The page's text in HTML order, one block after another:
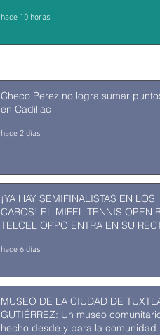
hace 10 horas
Checo Perez no logra sumar
en Cadillac
hace 2 días
¡YA HAY SEMIFINALISTAS EN LOS
CABOS! EL MIFEL TENNIS OPEN
TELCEL OPPO ENTRA EN SU
hace 6 días
MUSEO DE LA CIUDAD DE
GUTIÉRREZ: Un museo
hecho desde y para la comunidad